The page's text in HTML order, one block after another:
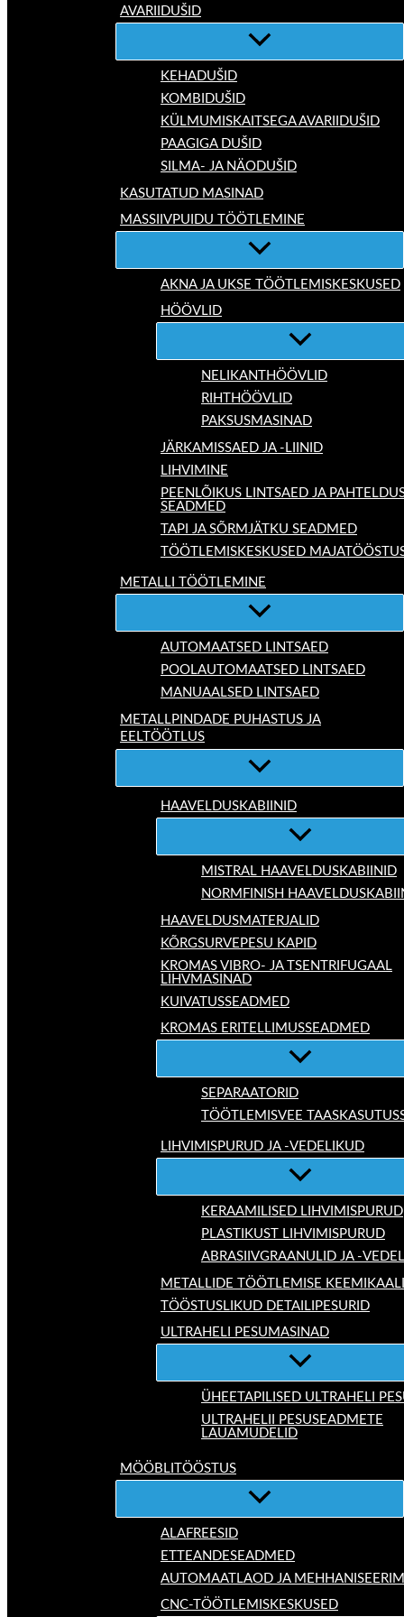
AVARIIDUŠID
KEHADUŠID
KOMBIDUŠID
KÜLMUMISKAITSEGA AVARIIDUŠID
PAAGIGA DUŠID
SILMA- JA NÄODUŠID
KASUTATUD MASINAD
MASSIIVPUIDU TÖÖTLEMINE
AKNA JA UKSE TÖÖTLEMISKESKUSED
HÖÖVLID
NELIKANTHÖÖVLID
RIHTHÖÖVLID
PAKSUSMASINAD
JÄRKAMISSAED JA -LIINID
LIHVIMINE
PEENLÕIKUS LINTSAED JA
SEADMED
TAPI JA SÕRMJÄTKU SEADMED
TÖÖTLEMISKESKUSED
METALLI TÖÖTLEMINE
AUTOMAATSED LINTSAED
POOLAUTOMAATSED LINTSAED
MANUAALSED LINTSAED
METALLPINDADE PUHASTUS JA
EELTÖÖTLUS
HAAVELDUSKABIINID
MISTRAL HAAVELDUSKABIINID
NORMFINISH
HAAVELDUSMATERJALID
KÕRGSURVEPESU KAPID
KROMAS VIBRO- JA TSENTRIFUGAAL
LIHVMASINAD
KUIVATUSSEADMED
KROMAS ERITELLIMUSSEADMED
SEPARAATORID
TÖÖTLEMISVEE
LIHVIMISPURUD JA -VEDELIKUD
KERAAMILISED LIHVIMISPURUD
PLASTIKUST LIHVIMISPURUD
ABRASIIVGRAANULID JA -
METALLIDE TÖÖTLEMISE
TÖÖSTUSLIKUD DETAILIPESURID
ULTRAHELI PESUMASINAD
ÜHEETAPILISED ULTRAHELI
ULTRAHELII PESUSEADMETE
LAUAMUDELID
MÖÖBLITÖÖSTUS
ALAFREESID
ETTEANDESEADMED
AUTOMAATLAOD JA
CNC-TÖÖTLEMISKESKUSED